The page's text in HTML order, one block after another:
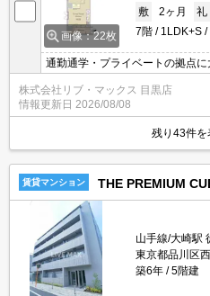
画像：22枚
敷
2ヶ月 礼
7階
1LDK+S
通勤通学・プライベートの拠点
ど設備充実☆ お問合せ物件のほ
豊富な物件からご紹介いたしま
☆
株式会社リブ・マックス 目黒店
情報更新日 2026/08/08
残り43件を
賃貸マンション THE PREMIUM
山手線/大崎駅
東京都品川区
築6年
5階建